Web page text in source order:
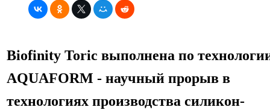
Biofinity Toric выполнена по
AQUAFORM - научный прорыв в
технологиях производства силикон-